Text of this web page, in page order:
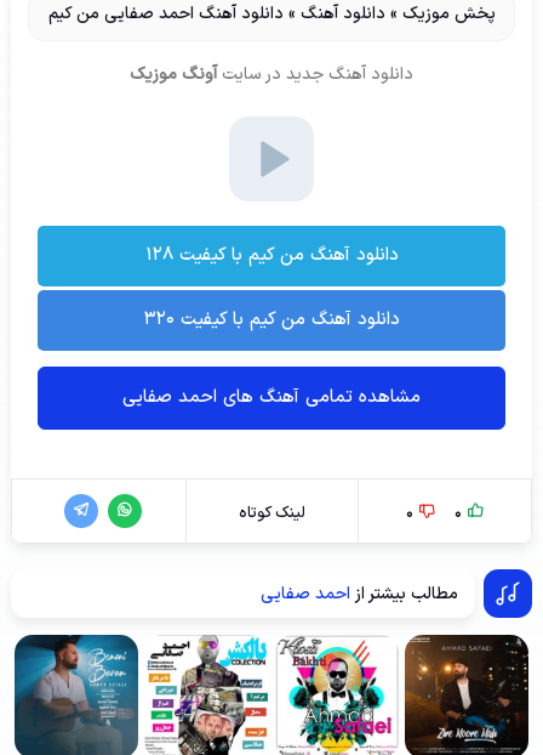
پخش موزیک » دانلود آهنگ » دانلود آهنگ احمد صفایی من کیم
دانلود آهنگ جدید در سایت آونگ موزیک
دانلود آهنگ من کیم با کیفیت ۱۲۸
دانلود آهنگ من کیم با کیفیت ۳۲۰
مشاهده تمامی آهنگ های احمد صفایی
0
0 لینک کوتاه
مطالب بیشتر از احمد صفایی